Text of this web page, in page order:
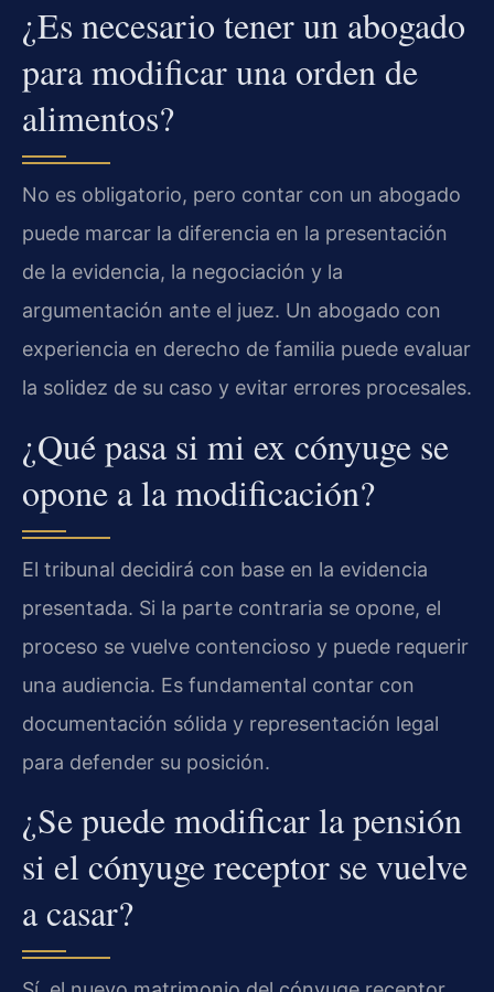
¿Es necesario tener un abogado
para modificar una orden de
alimentos?
No es obligatorio, pero contar con un abogado
puede marcar la diferencia en la presentación
de la evidencia, la negociación y la
argumentación ante el juez. Un abogado con
experiencia en derecho de familia puede evaluar
la solidez de su caso y evitar errores procesales.
¿Qué pasa si mi ex cónyuge se
opone a la modificación?
El tribunal decidirá con base en la evidencia
presentada. Si la parte contraria se opone, el
proceso se vuelve contencioso y puede requerir
una audiencia. Es fundamental contar con
documentación sólida y representación legal
para defender su posición.
¿Se puede modificar la pensión
si el cónyuge receptor se vuelve
a casar?